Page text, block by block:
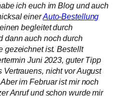
ich euch im Blog und auch
einerAuto-Bestellung
begleitet durch
dann auch noch durch
gezeichnet ist. Bestellt
Juni 2023, guter Tipp
nicht vor August
im Februar ist mir noch
Anruf und schon wurde mir